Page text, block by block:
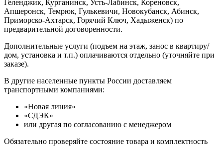
Геленджик, Курганинск, Усть-Лабинск, Кореновск,
Апшеронск, Темрюк, Гулькевичи, Новокубанск, Абинск,
Приморско-Ахтарск, Горячий Ключ, Хадыженск) по
предварительной договоренности.
Дополнительные услуги (подъем на этаж, занос в квартиру/
дом, установка и т.п.) оплачиваются отдельно (уточняйте при
заказе).
В другие населенные пункты России доставляем
транспортными компаниями:
«Новая линия»
«СДЭК»
или другая по согласованию с менеджером
Обязательно проверяйте состояние товара и комплектность